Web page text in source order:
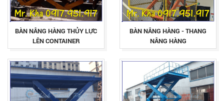
BÀN NÂNG HÀNG THỦY LỰC
LÊN CONTAINER
BÀN NÂNG HÀNG - THANG
NÂNG HÀNG